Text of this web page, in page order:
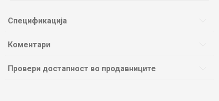
Спецификација
Коментари
Провери достапност во продавниците